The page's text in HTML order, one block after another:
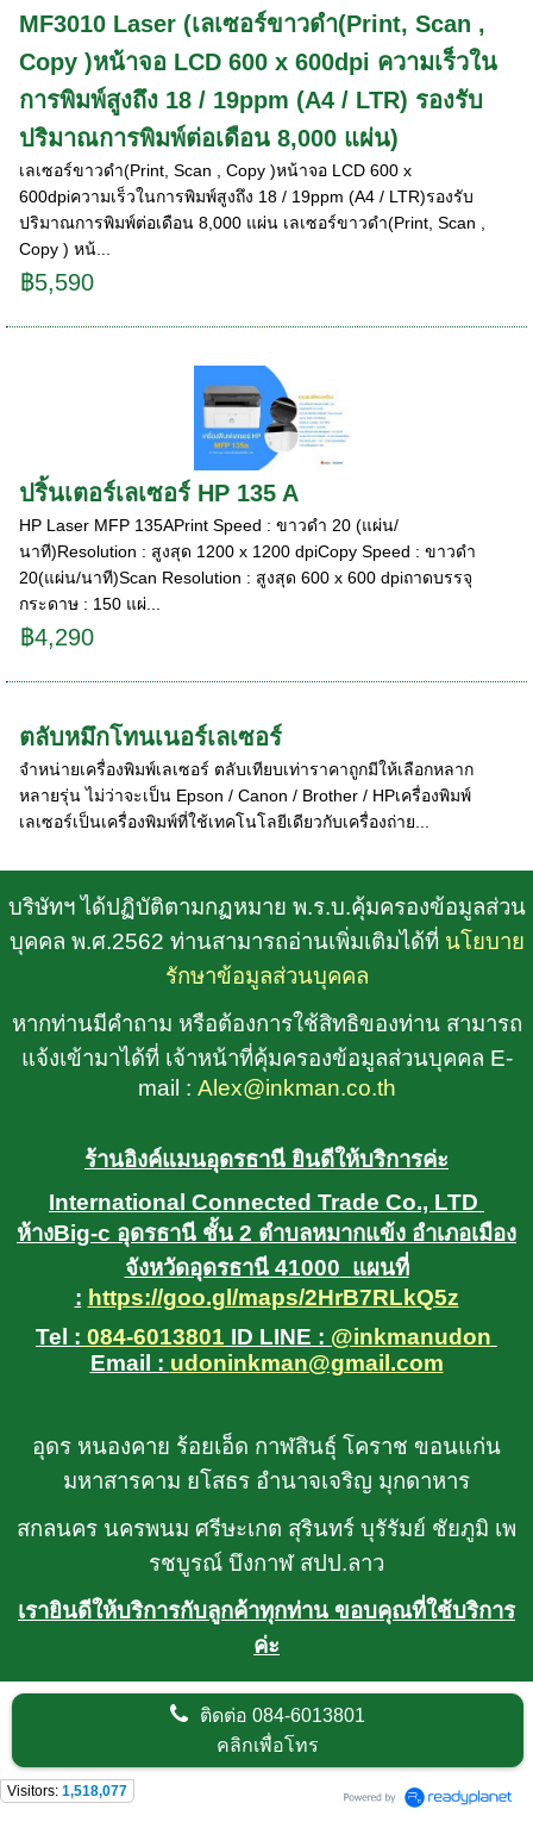
MF3010 Laser (เลเซอร์ขาวดำ(Print, Scan ,
Copy )หน้าจอ LCD 600 x 600dpi ความเร็วใน
การพิมพ์สูงถึง 18 / 19ppm (A4 / LTR) รองรับ
ปริมาณการพิมพ์ต่อเดือน 8,000 แผ่น)
เลเซอร์ขาวดำ(Print, Scan , Copy )หน้าจอ LCD 600 x
600dpiความเร็วในการพิมพ์สูงถึง 18 / 19ppm (A4 / LTR)รองรับ
ปริมาณการพิมพ์ต่อเดือน 8,000 แผ่น เลเซอร์ขาวดำ(Print, Scan ,
Copy ) หน้...
฿5,590
ปริ้นเตอร์เลเซอร์ HP 135 A
HP Laser MFP 135APrint Speed : ขาวดำ 20 (แผ่น/
นาที)Resolution : สูงสุด 1200 x 1200 dpiCopy Speed : ขาวดำ
20(แผ่น/นาที)Scan Resolution : สูงสุด 600 x 600 dpiถาดบรรจุ
กระดาษ : 150 แผ่...
฿4,290
ตลับหมึกโทนเนอร์เลเซอร์
จำหน่ายเครื่องพิมพ์เลเซอร์ ตลับเทียบเท่าราคาถูกมีให้เลือกหลาก
หลายรุ่น ไม่ว่าจะเป็น Epson / Canon / Brother / HPเครื่องพิมพ์
เลเซอร์เป็นเครื่องพิมพ์ที่ใช้เทคโนโลยีเดียวกับเครื่องถ่าย...
บริษัทฯ ได้ปฏิบัติตามกฏหมาย พ.ร.บ.คุ้มครองข้อมูลส่วน
บุคคล พ.ศ.2562 ท่านสามารถอ่านเพิ่มเติมได้ที่ นโยบาย
รักษาข้อมูลส่วนบุคคล
หากท่านมีคำถาม หรือต้องการใช้สิทธิของท่าน สามารถ
แจ้งเข้ามาได้ที่ เจ้าหน้าที่คุ้มครองข้อมูลส่วนบุคคล E-
mail : Alex@inkman.co.th
ร้านอิงค์แมนอุดรธานี ยินดีให้บริการค่ะ
International Connected Trade Co., LTD
ห้างBig-c อุดรธานี ชั้น 2 ตำบลหมากแข้ง อำเภอเมือง
จังหวัดอุดรธานี 41000 แผนที่
: https://goo.gl/maps/2HrB7RLkQ5z
Tel : 084-6013801 ID LINE : @inkmanudon
Email : udoninkman@gmail.com
อุดร หนองคาย ร้อยเอ็ด กาฬสินธุ์ โคราช ขอนแก่น
มหาสารคาม ยโสธร อำนาจเจริญ มุกดาหาร
สกลนคร นครพนม ศรีษะเกต สุรินทร์ บุรัรัมย์ ชัยภูมิ เพ
รชบูรณ์ บึงกาฬ สปป.ลาว
เรายินดีให้บริการกับลูกค้าทุกท่าน ขอบคุณที่ใช้บริการ
ค่ะ
ติดต่อ 084-6013801
คลิกเพื่อโทร
Visitors: 1,518,077